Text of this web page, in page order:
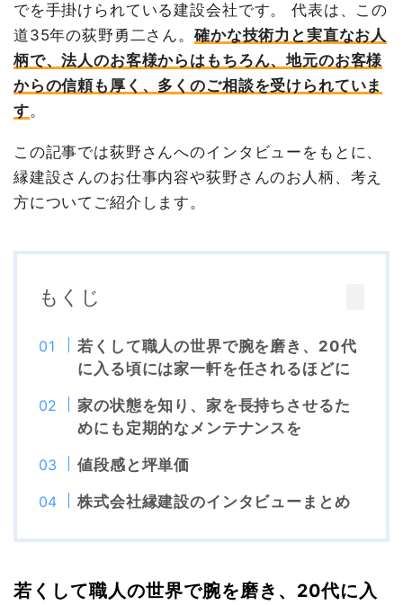
でを手掛けられている建設会社です。 代表は、この
道35年の荻野勇二さん。確かな技術力と実直なお人
柄で、法人のお客様からはもちろん、地元のお客様
からの信頼も厚く、多くのご相談を受けられていま
す。
この記事では荻野さんへのインタビューをもとに、
縁建設さんのお仕事内容や荻野さんのお人柄、考え
方についてご紹介します。
もくじ
若くして職人の世界で腕を磨き、20代
に入る頃には家一軒を任されるほどに
家の状態を知り、家を長持ちさせるた
めにも定期的なメンテナンスを
値段感と坪単価
株式会社縁建設のインタビューまとめ
若くして職人の世界で腕を磨き、20代に入